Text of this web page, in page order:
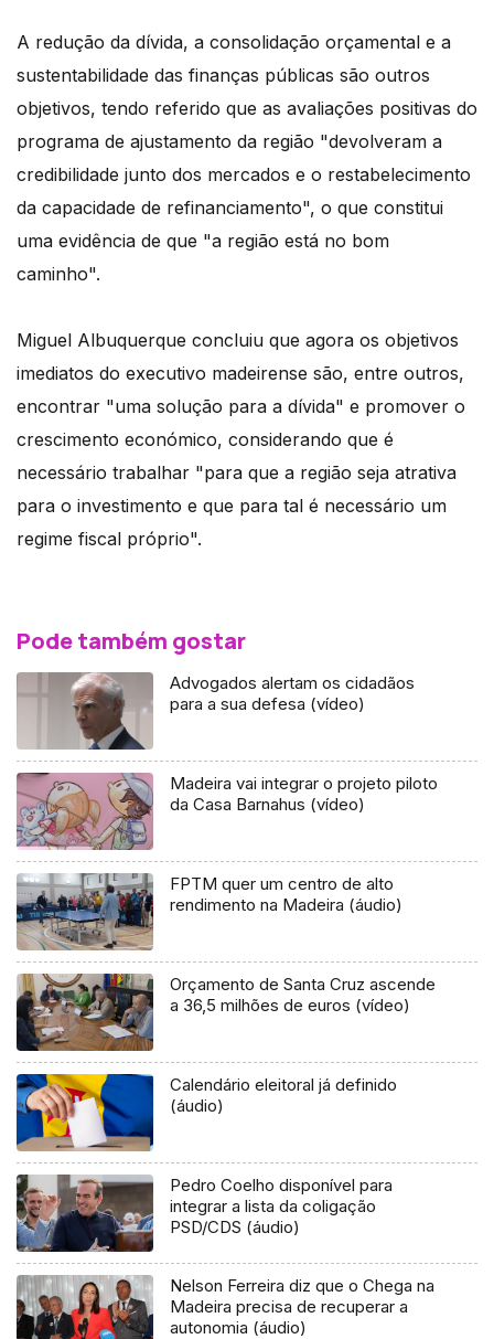
A redução da dívida, a consolidação orçamental e a
sustentabilidade das finanças públicas são outros
objetivos, tendo referido que as avaliações positivas do
programa de ajustamento da região "devolveram a
credibilidade junto dos mercados e o restabelecimento
da capacidade de refinanciamento", o que constitui
uma evidência de que "a região está no bom
caminho".
Miguel Albuquerque concluiu que agora os objetivos
imediatos do executivo madeirense são, entre outros,
encontrar "uma solução para a dívida" e promover o
crescimento económico, considerando que é
necessário trabalhar "para que a região seja atrativa
para o investimento e que para tal é necessário um
regime fiscal próprio".
Pode também gostar
Advogados alertam os cidadãos
para a sua defesa (vídeo)
Madeira vai integrar o projeto piloto
da Casa Barnahus (vídeo)
FPTM quer um centro de alto
rendimento na Madeira (áudio)
Orçamento de Santa Cruz ascende
a 36,5 milhões de euros (vídeo)
Calendário eleitoral já definido
(áudio)
Pedro Coelho disponível para
integrar a lista da coligação
PSD/CDS (áudio)
Nelson Ferreira diz que o Chega na
Madeira precisa de recuperar a
autonomia (áudio)